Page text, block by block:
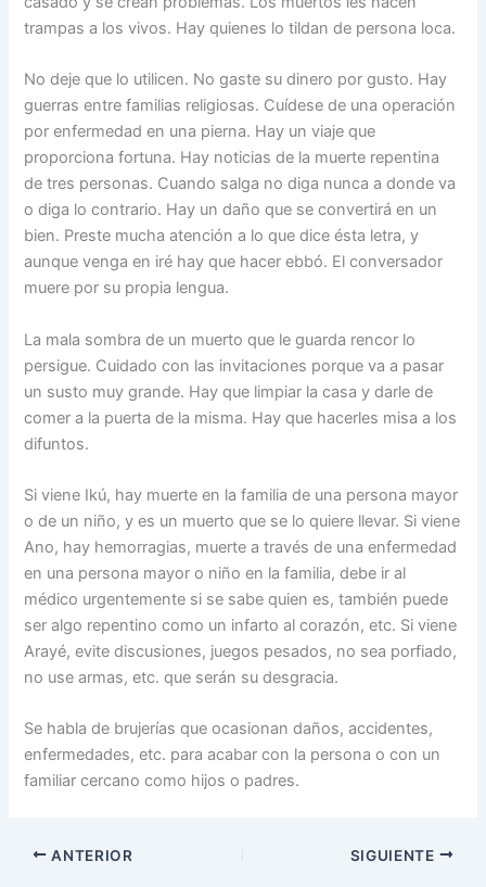
trampas a los vivos. Hay quienes lo tildan de persona loca.
No deje que lo utilicen. No gaste su dinero por gusto. Hay
guerras entre familias religiosas. Cuídese de una operación
por enfermedad en una pierna. Hay un viaje que
proporciona fortuna. Hay noticias de la muerte repentina
de tres personas. Cuando salga no diga nunca a donde va
o diga lo contrario. Hay un daño que se convertirá en un
bien. Preste mucha atención a lo que dice ésta letra, y
aunque venga en iré hay que hacer ebbó. El conversador
muere por su propia lengua.
La mala sombra de un muerto que le guarda rencor lo
persigue. Cuidado con las invitaciones porque va a pasar
un susto muy grande. Hay que limpiar la casa y darle de
comer a la puerta de la misma. Hay que hacerles misa a los
difuntos.
Si viene Ikú, hay muerte en la familia de una persona mayor
o de un niño, y es un muerto que se lo quiere llevar. Si viene
Ano, hay hemorragias, muerte a través de una enfermedad
en una persona mayor o niño en la familia, debe ir al
médico urgentemente si se sabe quien es, también puede
ser algo repentino como un infarto al corazón, etc. Si viene
Arayé, evite discusiones, juegos pesados, no sea porfiado,
no use armas, etc. que serán su desgracia.
Se habla de brujerías que ocasionan daños, accidentes,
enfermedades, etc. para acabar con la persona o con un
familiar cercano como hijos o padres.
ANTERIOR SIGUIENTE